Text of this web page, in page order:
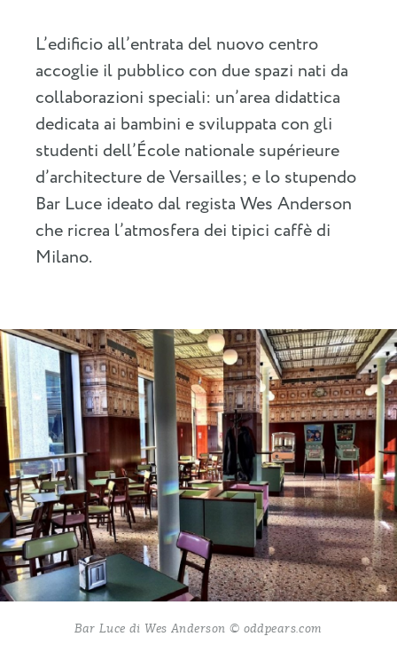
L’edificio all’entrata del nuovo centro
accoglie il pubblico con due spazi nati da
collaborazioni speciali: un’area didattica
dedicata ai bambini e sviluppata con gli
studenti dell’École nationale supérieure
d’architecture de Versailles; e lo stupendo
Bar Luce ideato dal regista Wes Anderson
che ricrea l’atmosfera dei tipici caffè di
Milano.
Bar Luce di Wes Anderson © oddpears.com